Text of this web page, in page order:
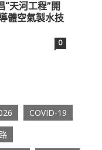
“天河工程”開
體空氣製水技
0
COVID-19